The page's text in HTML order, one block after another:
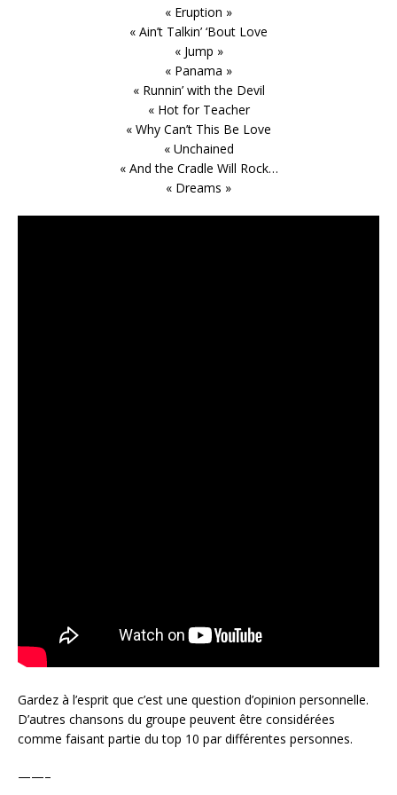
« Eruption »
« Ain’t Talkin’ ‘Bout Love
« Jump »
« Panama »
« Runnin’ with the Devil
« Hot for Teacher
« Why Can’t This Be Love
« Unchained
« And the Cradle Will Rock…
« Dreams »
Gardez à l’esprit que c’est une question d’opinion personnelle.
D’autres chansons du groupe peuvent être considérées
comme faisant partie du top 10 par différentes personnes.
——–